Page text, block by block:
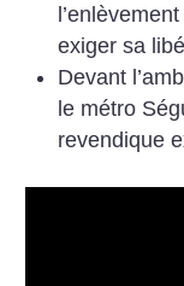
exiger sa
Devant
le métro
revendique